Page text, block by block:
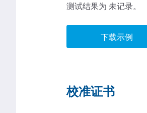
测试结果为 未记录。
下载示例
校准证书